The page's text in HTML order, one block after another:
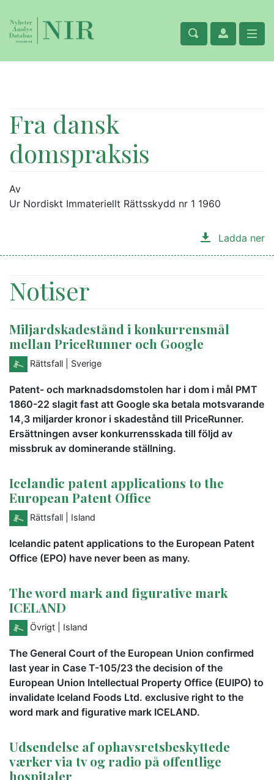
Fra dansk
domspraksis
Av
Ur Nordiskt Immateriellt Rättsskydd nr 1 1960
Ladda ner
Notiser
Miljardskadestånd i konkurrensmål
mellan PriceRunner och Google
Rättsfall | Sverige
Patent- och marknadsdomstolen har i dom i mål PMT
1860-22 slagit fast att Google ska betala motsvarande
14,3 miljarder kronor i skadestånd till PriceRunner.
Ersättningen avser konkurrensskada till följd av
missbruk av dominerande ställning.
Icelandic patent applications to the
European Patent Office
Rättsfall | Island
Icelandic patent applications to the European Patent
Office (EPO) have never been as many.
The word mark and figurative mark
ICELAND
Övrigt | Island
The General Court of the European Union confirmed
last year in Case T-105/23 the decision of the
European Union Intellectual Property Office (EUIPO) to
invalidate Iceland Foods Ltd. exclusive right to the
word mark and figurative mark ICELAND.
Udsendelse af ophavsretsbeskyttede
værker via tv og radio på offentlige
hospitaler